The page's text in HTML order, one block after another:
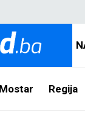
Mostar Regija